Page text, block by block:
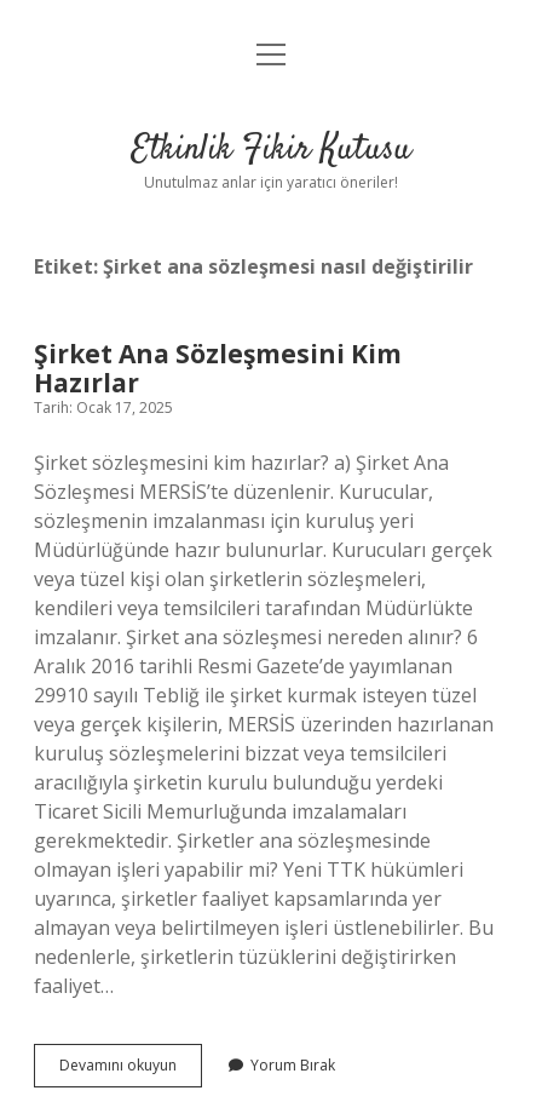
Anasayfa
Yasal Uyarı
menüyü
Etkinlik Fikir Kutusu
Unutulmaz anlar için yaratıcı öneriler!
Etiket:Şirket ana sözleşmesi nasıl değiştirilir
Şirket Ana Sözleşmesini Kim
Hazırlar
Tarih: Ocak 17, 2025
Şirket sözleşmesini kim hazırlar? a) Şirket Ana
Sözleşmesi MERSİS’te düzenlenir. Kurucular,
sözleşmenin imzalanması için kuruluş yeri
Müdürlüğünde hazır bulunurlar. Kurucuları gerçek
veya tüzel kişi olan şirketlerin sözleşmeleri,
kendileri veya temsilcileri tarafından Müdürlükte
imzalanır. Şirket ana sözleşmesi nereden alınır? 6
Aralık 2016 tarihli Resmi Gazete’de yayımlanan
29910 sayılı Tebliğ ile şirket kurmak isteyen tüzel
veya gerçek kişilerin, MERSİS üzerinden hazırlanan
kuruluş sözleşmelerini bizzat veya temsilcileri
aracılığıyla şirketin kurulu bulunduğu yerdeki
Ticaret Sicili Memurluğunda imzalamaları
gerekmektedir. Şirketler ana sözleşmesinde
olmayan işleri yapabilir mi? Yeni TTK hükümleri
uyarınca, şirketler faaliyet kapsamlarında yer
almayan veya belirtilmeyen işleri üstlenebilirler. Bu
nedenlerle, şirketlerin tüzüklerini değiştirirken
faaliyet…
Devamını okuyun
Ana
Yorum Bırak